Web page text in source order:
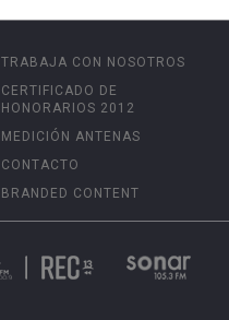
TRABAJA CON NOSOTROS
CERTIFICADO DE
HONORARIOS 2012
MEDICIÓN ANTENAS
CONTACTO
BRANDED CONTENT